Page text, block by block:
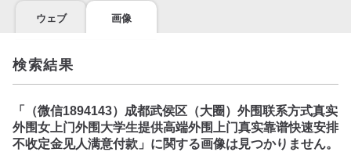
を
調
べ
よ
う
ウェブ 画像
検索結果
「
（微信1894143）成都武侯区（大圈）外围联系方式真实
外围女上门外围大学生提供高端外围上门真实靠谱快速安排
不收定金见人满意付款 」に関する画像は見つかりません。